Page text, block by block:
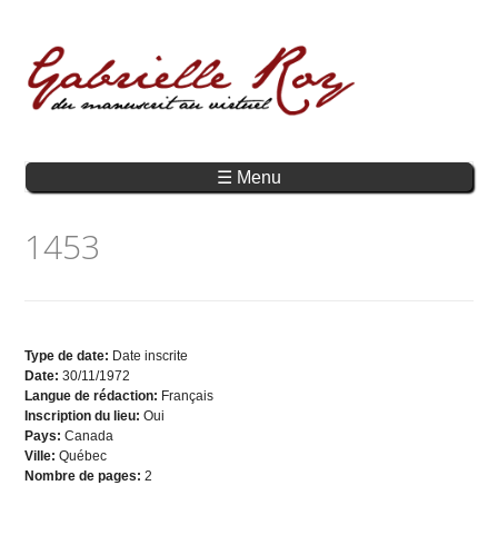
☰ Menu
1453
Type de date: Date inscrite
Date:30/11/1972
Langue de rédaction: Français
Inscription du lieu:Oui
Pays:Canada
Ville:Québec
Nombre de pages:2